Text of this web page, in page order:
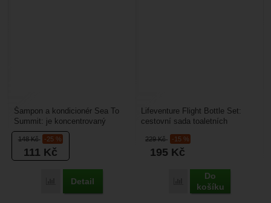
148Kč -25 %
111 Kč
Porovnat
Detail
Šampon a kondicionér Sea To
Summit: je koncentrovaný
přípravek 2 v 1 s vůní zeleného
čaje. Na umytí vlasů...
229Kč -15 %
195 Kč
Porovnat
Do
košíku
Lifeventure Flight Bottle Set:
cestovní sada toaletních
splňuje požadavky...